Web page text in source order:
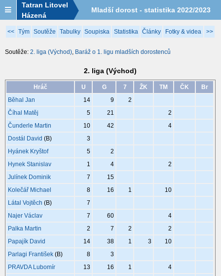
Tatran Litovel
Házená
Mladší dorost - statistika 2022/2023
<< Tým Soutěže Tabulky Soupiska Statistika Články Fotky & videa >>
Soutěže: 2. liga (Východ), Baráž o 1. ligu mladších dorostenců
2. liga (Východ)
Hráč U G 7 ŽK TM ČK
Br
Běhal Jan
14 9
2
Číhal Matěj
5 21
2
Čunderle Martin
10 42
4
Dostál David (B)
3
Hyánek Kryštof
5
2
Hynek Stanislav
1 4
2
Julínek Dominik
7
15
Kolečář Michael
8 16 1
10
Látal Vojtěch (B)
7
Najer Václav
7 60
4
Palka Martin
2 7 2
2
Papajík David
14 38 1 3
10
Parlagi František (B) 8
3
PRAVDA Lubomír
13 16 1
4